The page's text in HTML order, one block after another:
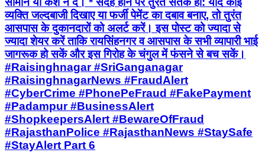
व्यक्ति जल्दबाजी दिखाए या फर्जी पेमेंट का दबाव बनाए, तो तुरंत
आसपास के दुकानदारों को अलर्ट करें। इस पोस्ट को ज्यादा से
ज्यादा शेयर करें ताकि रायसिंहनगर व आसपास के सभी व्यापारी भाई
जागरूक हो सकें और इस गिरोह के चंगुल में फंसने से बच सकें।
#Raisinghnagar #SriGanganagar
#RaisinghnagarNews #FraudAlert
#CyberCrime #PhonePeFraud #FakePayment
#Padampur #BusinessAlert
#ShopkeepersAlert #BewareOfFraud
#RajasthanPolice #RajasthanNews #StaySafe
#StayAlert Part 6